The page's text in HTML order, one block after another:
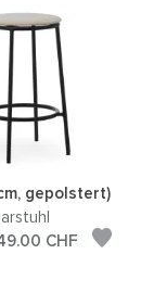
gepolstert)
CHF